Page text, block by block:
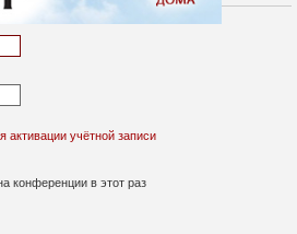
активации учётной записи
конференции в этот раз